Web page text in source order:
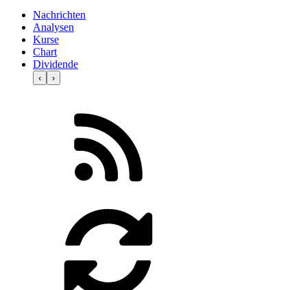
Nachrichten
Analysen
Kurse
Chart
Dividende
‹ ›